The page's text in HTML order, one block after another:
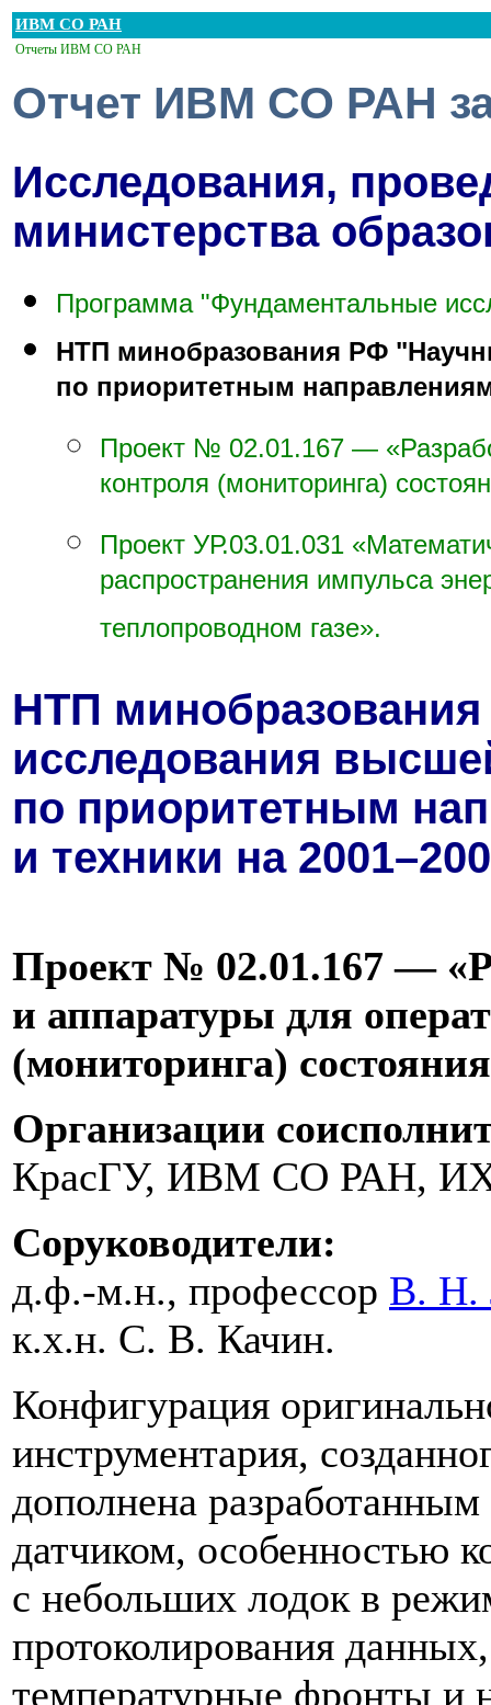
ИВМ СО РАН
Отчеты ИВМ СО РАН
Отчет ИВМ СО РАН за
Исследования,
министерства
Программа "Фундаментальные
НТП минобразования РФ
по приоритетным
Проект № 02.01.167 —
контроля (мониторинга)
Проект УР.03.01.031
распространения импульса
теплопроводном газе».
НТП
исследования
по приоритетным
и техники на 2001–200
Проект № 02.01.167 —
и аппаратуры для
(мониторинга)
Организации
КрасГУ, ИВМ СО РАН,
Соруководители:
д.ф.-м.н., профессор В. Н.
к.х.н. С. В. Качин.
Конфигурация
инструментария,
дополнена
датчиком, особенностью
с небольших лодок в
протоколирования
температурные фронты и